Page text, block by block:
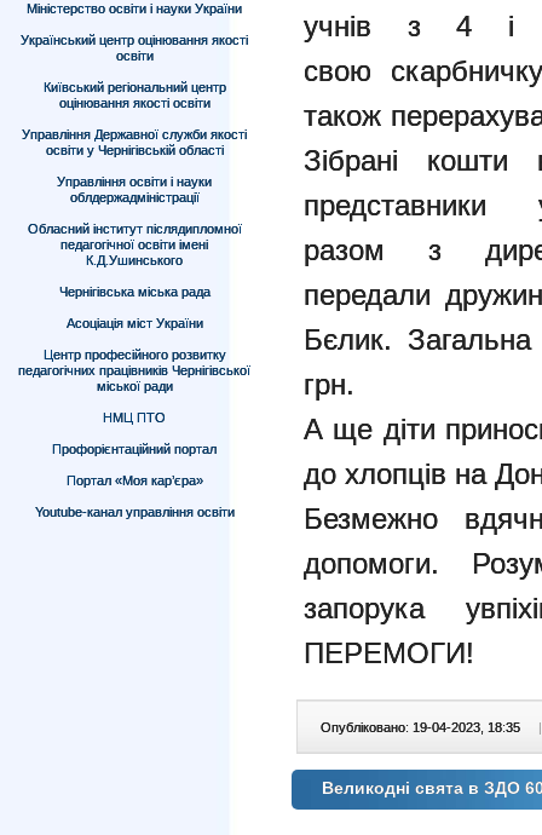
Міністерство освіти і науки України
Український центр оцінювання якості
освіти
Київський регіональний центр
оцінювання якості освіти
Управління Державної служби якості
освіти у Чернігівській області
Управління освіти і науки
облдержадміністрації
Обласний інститут післядипломної
педагогічної освіти імені
К.Д.Ушинського
Чернігівська міська рада
Асоціація міст України
Центр професійного розвитку
педагогічних працівників Чернігівської
міської ради
НМЦ ПТО
Профорієнтаційний портал
Портал «Моя кар’єра»
Youtube-канал управління освіти
учнів з 4 і
свою
також
Зібрані
представники
разом з
передали
Бєлик.
грн.
А ще діти
до хлопців на
Безмежно
допомоги.
запорука
ПЕРЕМОГИ!
Опубліковано: 19-04-2023, 18:35 |
Великодні свята в ЗДО